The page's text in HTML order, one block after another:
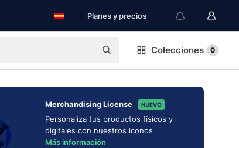
Planes y precios
Colecciones 0
Merchandising License NUEVO
Personaliza tus productos físicos y
digitales con nuestros iconos
Más información